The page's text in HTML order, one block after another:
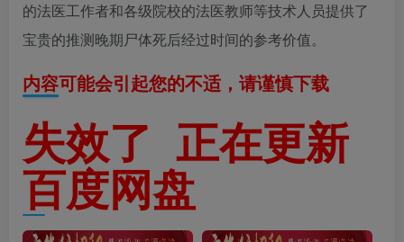
的法医工作者和各级院校的法医教师等技术人员提供了
宝贵的推测晚期尸体死后经过时间的参考价值。
内容可能会引起您的不适，请谨慎下载
失效了 正在更新
百度网盘